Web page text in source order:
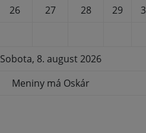
26 27 28 29
Sobota, 8. august 2026
Meniny má Oskár